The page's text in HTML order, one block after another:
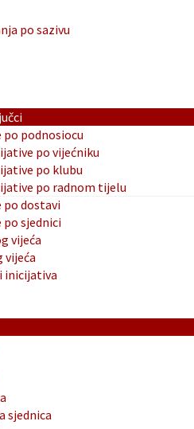
po sazivu
podnosiocu
po vijećniku
po klubu
po radnom tijelu
dostavi
sjednici
vijeća
vijeća
inicijativa
sjednica